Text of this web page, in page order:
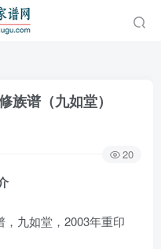
族谱（九如堂）
20
九如堂，2003年重印